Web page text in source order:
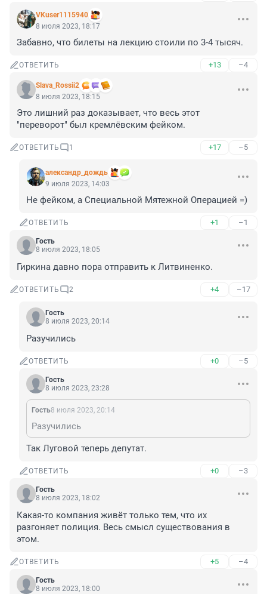
VKuser1115940
8 июля 2023, 18:17
Забавно, что билеты на лекцию стоили по 3-4 тысяч.
ОТВЕТИТЬ +13 –4
Slava_Rossii2
8 июля 2023, 18:15
Это лишний раз доказывает, что весь этот
"переворот" был кремлёвским фейком.
ОТВЕТИТЬ 1 +17 –5
александр_дождь
9 июля 2023, 14:03
Не фейком, а Специальной Мятежной Операцией =)
ОТВЕТИТЬ +1 –1
Гость
8 июля 2023, 18:05
Гиркина давно пора отправить к Литвиненко.
ОТВЕТИТЬ 2 +4 –17
Гость
8 июля 2023, 20:14
Разучились
ОТВЕТИТЬ +0 –5
Гость
8 июля 2023, 23:28
Гость8 июля 2023, 20:14
Разучились
Так Луговой теперь депутат.
ОТВЕТИТЬ +0 –3
Гость
8 июля 2023, 18:02
Какая-то компания живёт только тем, что их
разгоняет полиция. Весь смысл существования в
этом.
ОТВЕТИТЬ +5 –4
Гость
8 июля 2023, 18:00